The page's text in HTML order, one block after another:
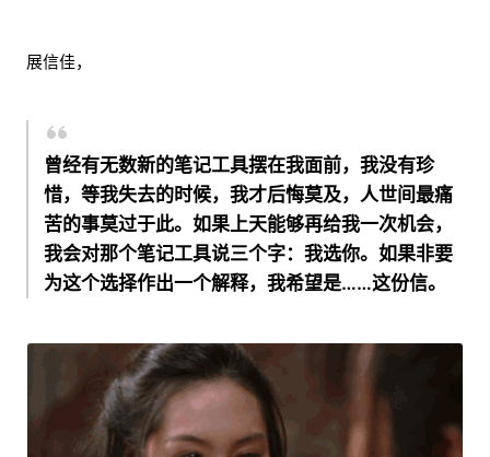
展信佳，
曾经有无数新的笔记工具摆在我面前，我没有珍
惜，等我失去的时候，我才后悔莫及，人世间最痛
苦的事莫过于此。如果上天能够再给我一次机会，
我会对那个笔记工具说三个字：我选你。如果非要
为这个选择作出一个解释，我希望是……这份信。